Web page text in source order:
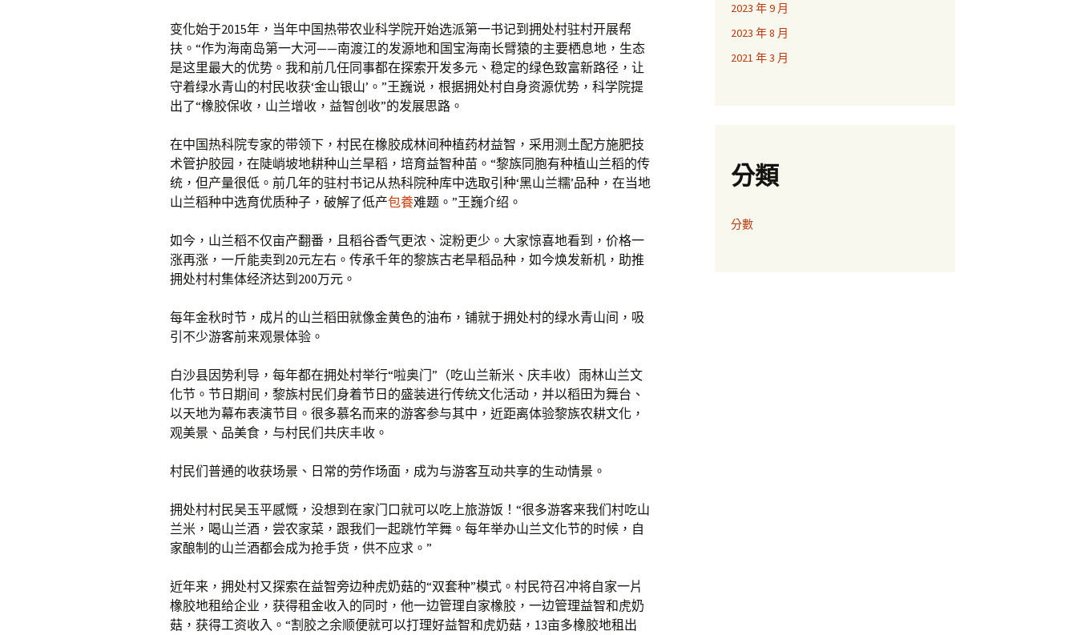
变化始于2015年，当年中国热带农业科学院开始选派第一书记到拥处村驻村开展帮
扶。“作为海南岛第一大河——南渡江的发源地和国宝海南长臂猿的主要栖息地，生态
是这里最大的优势。我和前几任同事都在探索开发多元、稳定的绿色致富新路径，让
守着绿水青山的村民收获‘金山银山’。”王巍说，根据拥处村自身资源优势，科学院提
出了“橡胶保收，山兰增收，益智创收”的发展思路。
在中国热科院专家的带领下，村民在橡胶成林间种植药材益智，采用测土配方施肥技
术管护胶园，在陡峭坡地耕种山兰旱稻，培育益智种苗。“黎族同胞有种植山兰稻的传
统，但产量很低。前几年的驻村书记从热科院种库中选取引种‘黑山兰糯’品种，在当地
山兰稻种中选育优质种子，破解了低产包養难题。”王巍介绍。
如今，山兰稻不仅亩产翻番，且稻谷香气更浓、淀粉更少。大家惊喜地看到，价格一
涨再涨，一斤能卖到20元左右。传承千年的黎族古老旱稻品种，如今焕发新机，助推
拥处村村集体经济达到200万元。
每年金秋时节，成片的山兰稻田就像金黄色的油布，铺就于拥处村的绿水青山间，吸
引不少游客前来观景体验。
白沙县因势利导，每年都在拥处村举行“啦奥门”（吃山兰新米、庆丰收）雨林山兰文
化节。节日期间，黎族村民们身着节日的盛装进行传统文化活动，并以稻田为舞台、
以天地为幕布表演节目。很多慕名而来的游客参与其中，近距离体验黎族农耕文化，
观美景、品美食，与村民们共庆丰收。
村民们普通的收获场景、日常的劳作场面，成为与游客互动共享的生动情景。
拥处村村民吴玉平感慨，没想到在家门口就可以吃上旅游饭！“很多游客来我们村吃山
兰米，喝山兰酒，尝农家菜，跟我们一起跳竹竿舞。每年举办山兰文化节的时候，自
家酿制的山兰酒都会成为抢手货，供不应求。”
近年来，拥处村又探索在益智旁边种虎奶菇的“双套种”模式。村民符召冲将自家一片
橡胶地租给企业，获得租金收入的同时，他一边管理自家橡胶，一边管理益智和虎奶
菇，获得工资收入。“割胶之余顺便就可以打理好益智和虎奶菇，13亩多橡胶地租出
2023 年 9 月
2023 年 8 月
2021 年 3 月
分類
分數